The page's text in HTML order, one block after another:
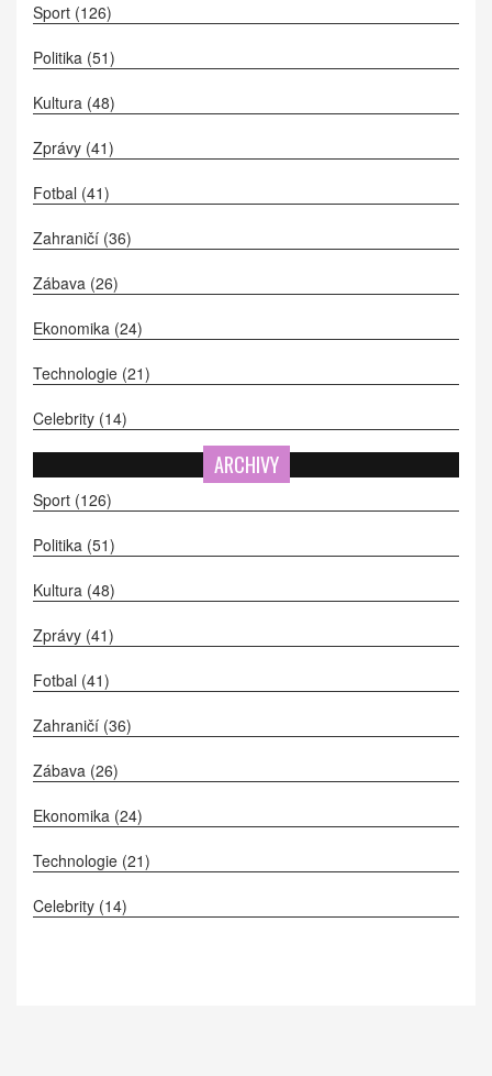
Sport (126)
Politika (51)
Kultura (48)
Zprávy (41)
Fotbal (41)
Zahraničí (36)
Zábava (26)
Ekonomika (24)
Technologie (21)
Celebrity (14)
ARCHIVY
Sport (126)
Politika (51)
Kultura (48)
Zprávy (41)
Fotbal (41)
Zahraničí (36)
Zábava (26)
Ekonomika (24)
Technologie (21)
Celebrity (14)